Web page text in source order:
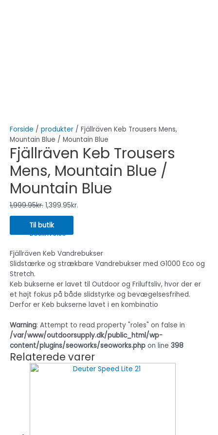
Forside / produkter / Fjällräven Keb Trousers Mens,
Mountain Blue / Mountain Blue
Fjällräven Keb Trousers
Mens, Mountain Blue /
Mountain Blue
1,999.95kr. 1,399.95kr.
Til butik
Beskrivelse
Fjällräven Keb Vandrebukser
Slidstærke og strækbare Vandrebukser med G1000 Eco og
Stretch.
Keb bukserne er lavet til Outdoor og Friluftsliv, hvor der er
et højt fokus på både slidstyrke og bevægelsesfrihed.
Derfor er Keb bukserne lavet i en kombinatio
Warning: Attempt to read property "roles" on false in
/var/www/outdoorsupply.dk/public_html/wp-
content/plugins/seoworks/seoworks.php on line 398
Relaterede varer